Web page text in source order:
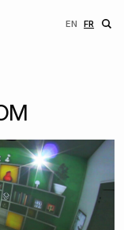
EN ENGLISH
FR